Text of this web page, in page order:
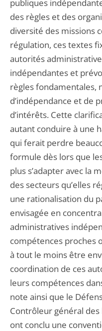
publiques
des règles et des
diversité des missions
régulation, ces textes
autorités
indépendantes et
règles fondamentales,
d’indépendance et de
d’intérêts. Cette
autant conduire à une
qui ferait perdre
formule dès lors que
plus s’adapter avec la
des secteurs qu’elles
une rationalisation du
envisagée en
administratives
compétences proches
à tout le moins être
coordination de ces
leurs compétences
note ainsi que le
Contrôleur général
ont conclu une